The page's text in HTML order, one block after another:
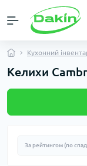
Кухонний
Келихи